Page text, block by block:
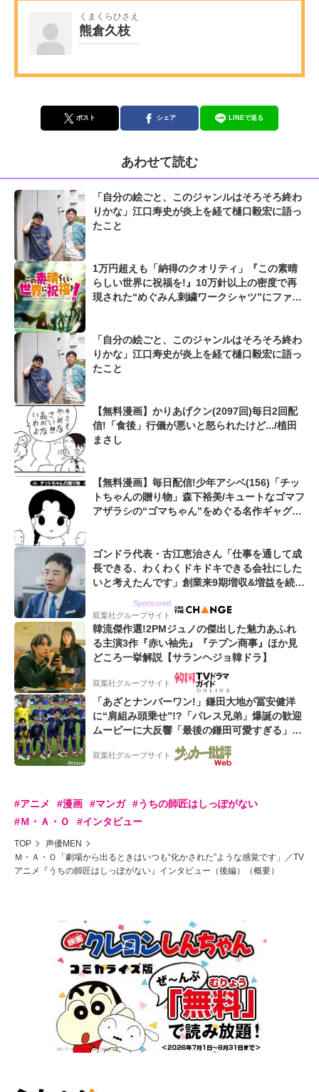
くまくらひさえ
熊倉久枝
ポスト シェア LINEで送る
あわせて読む
「自分の絵ごと、このジャンルはそろそろ終わ
りかな」江口寿史が炎上を経て樋口毅宏に語っ
たこと
1万円超えも「納得のクオリティ」『この素晴
らしい世界に祝福を!』10万針以上の密度で再
現された“めぐみん刺繍ワークシャツ”にファン
「自分の絵ごと、このジャンルはそろそろ終わ
りかな」江口寿史が炎上を経て樋口毅宏に語っ
たこと
【無料漫画】かりあげクン(2097回)毎日2回配
信!「食後」行儀が悪いと怒られたけど.../植田
まさし
【無料漫画】毎日配信!少年アシベ(156)「チッ
トちゃんの贈り物」森下裕美/キュートなゴマフ
アザラシの“ゴマちゃん”をめぐる名作ギャグ4
ゴンドラ代表・古江恵治さん「仕事を通して成
長できる、わくわくドキドキできる会社にした
いと考えたんです」創業来9期増収&増益を続け
Sponsored
双葉社グループサイト
韓流傑作選!2PMジュノの傑出した魅力あふれ
る主演3作『赤い袖先』『テプン商事』ほか見
どころ一挙解説【サランヘジョ韓ドラ】
双葉社グループサイト
「あざとナンバーワン!」鎌田大地が冨安健洋
に“肩組み頭乗せ”!?「パレス兄弟」爆誕の歓迎
ムービーに大反響「最後の鎌田可愛すぎる」
「粋にも程がある!」
双葉社グループサイト
#アニメ #漫画 #マンガ
#うちの師匠はしっぽがない
#Ｍ・Ａ・Ｏ
#インタビュー
TOP
声優MEN
Ｍ・Ａ・Ｏ「劇場から出るときはいつも“化かされた”ような感覚です」／TV
アニメ『うちの師匠はしっぽがない』インタビュー（後編）（概要）